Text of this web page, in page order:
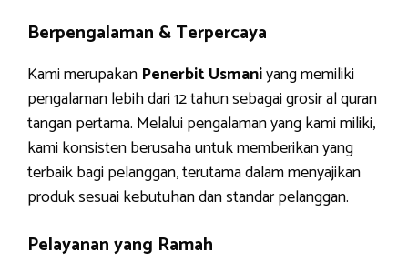
Berpengalaman & Terpercaya
Kami merupakan Penerbit Usmaniyang memiliki
pengalaman lebih dari 12 tahun sebagai grosir al quran
tangan pertama. Melalui pengalaman yang kami miliki,
kami konsisten berusaha untuk memberikan yang
terbaik bagi pelanggan, terutama dalam menyajikan
produk sesuai kebutuhan dan standar pelanggan.
Pelayanan yang Ramah